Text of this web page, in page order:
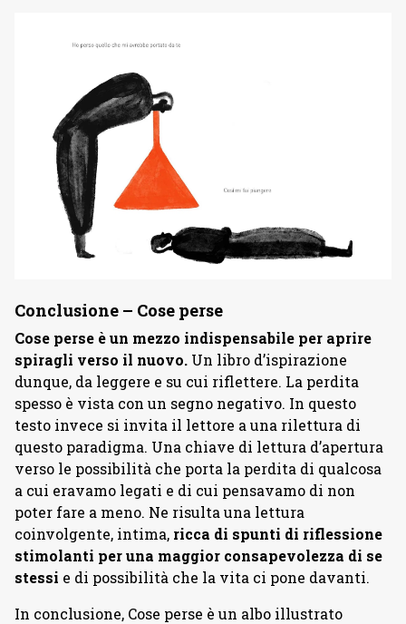
Conclusione – Cose perse
Cose perse èun mezzo indispensabile per aprire
spiragli verso il nuovo. Un libro d’ispirazione
dunque, da leggere e su cui riflettere. La perdita
spesso è vista con un segno negativo. In questo
testo invece si invita il lettore a una rilettura di
questo paradigma. Una chiave di lettura d’apertura
verso le possibilità che porta la perdita di qualcosa
a cui eravamo legati e di cui pensavamo di non
poter fare a meno. Ne risulta una lettura
coinvolgente, intima, ricca di spunti di riflessione
stimolanti per una maggior consapevolezza di se
stessi e di possibilità che la vita ci pone davanti.
In conclusione, Cose perse è un albo illustrato